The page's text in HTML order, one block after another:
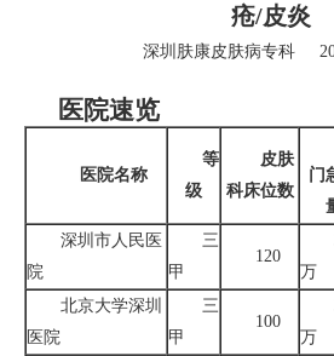
疮/皮炎
深圳肤康皮肤病专科
医院速览
医院名称
等
级
皮肤
科床位数
门
深圳市人民医
院
三
甲
120
万
北京大学深圳
医院
三
甲
100
万